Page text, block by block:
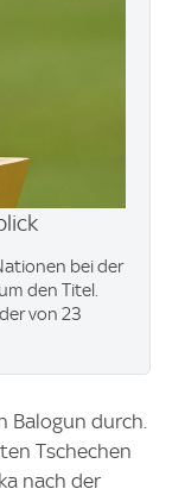
bei der
den Titel.
von 23
Balogun durch.
Tschechen
nach der